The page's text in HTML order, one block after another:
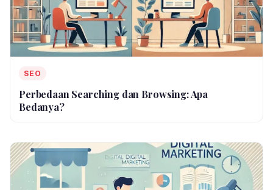
SEO
Perbedaan Searching dan Browsing: Apa
Bedanya?